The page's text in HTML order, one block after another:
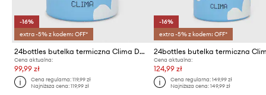
-16%
extra -5% z kodem: OFF*
24bottles butelka termiczna Clima Daydreaming 330ml
Cena aktualna:
99,99 zł
Cena regularna:119,99 zł
Najniższa cena:119,99 zł
-16%
extra -5% z kodem: OFF*
Cena aktualna:
124,99 zł
Cena regularna: 149,99 zł
Najniższa cena: 149,99 zł